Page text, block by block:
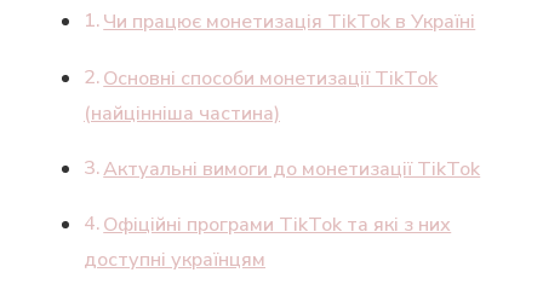
Чи працює монетизація TikTok в Україні
Основні способи монетизації TikTok
(найцінніша частина)
Актуальні вимоги до монетизації TikTok
Офіційні програми TikTok та які з них
доступні українцям